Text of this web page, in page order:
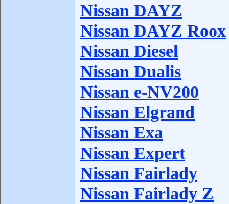
Nissan DAYZ
Nissan DAYZ Roox
Nissan Diesel
Nissan Dualis
Nissan e-NV200
Nissan Elgrand
Nissan Exa
Nissan Expert
Nissan Fairlady
Nissan Fairlady Z